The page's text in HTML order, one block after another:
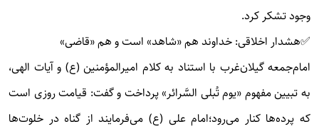
وجود تشکر کرد.
✅هشدار اخلاقی: خداوند هم «شاهد» است و هم «قاضی»
امام‌جمعه گیلان‌غرب با استناد به کلام امیرالمؤمنین (ع) و آیات الهی،
به تبیین مفهوم «یوم تُبلی السَّرائر» پرداخت و گفت: قیامت روزی است
که پرده‌ها کنار می‌رود؛امام علی (ع) می‌فرمایند از گناه در خلوت‌ها